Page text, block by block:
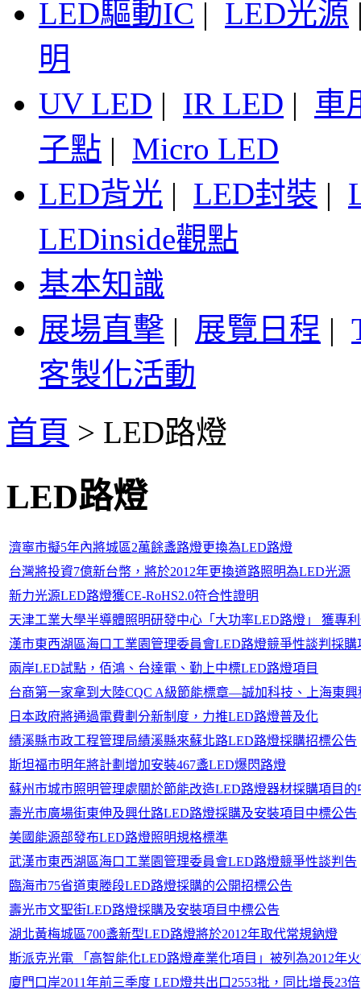
LED驅動IC | LED光源
明
UV LED | IR LED | 車
子點 | Micro LED
LED背光 | LED封裝 |
LEDinside觀點
基本知識
展場直擊 | 展覽日程 |
客製化活動
首頁 > LED路燈
LED路燈
濟寧市擬5年內將城區2萬餘盞路燈更換為LED路燈
台灣將投資7億新台幣，將於2012年更換道路照明為LED光源
新力光源LED路燈獲CE-RoHS2.0符合性證明
天津工業大學半導體照明研發中心「大功率LED路燈」 獲專
漢市東西湖區海口工業園管理委員會LED路燈競爭性談判採
兩岸LED試點，佰鴻、台達電、勤上中標LED路燈項目
台商第一家拿到大陸CQC A級節能標章—誠加科技、上海東
日本政府將通過電費劃分新制度，力推LED路燈普及化
績溪縣市政工程管理局績溪縣來蘇北路LED路燈採購招標公告
斯坦福市明年將計劃增加安裝467盞LED爆閃路燈
蘇州市城市照明管理處關於節能改造LED路燈器材採購項目的
壽光市廣場街東伸及興仕路LED路燈採購及安裝項目中標公告
美國能源部發布LED路燈照明規格標準
武漢市東西湖區海口工業園管理委員會LED路燈競爭性談判告
臨海市75省道東塍段LED路燈採購的公開招標公告
壽光市文聖街LED路燈採購及安裝項目中標公告
湖北黃梅城區700盞新型LED路燈將於2012年取代常規鈉燈
斯派克光電 「高智能化LED路燈產業化項目」被列為2012年
廈門口岸2011年前三季度 LED燈共出口2553批，同比增長23倍